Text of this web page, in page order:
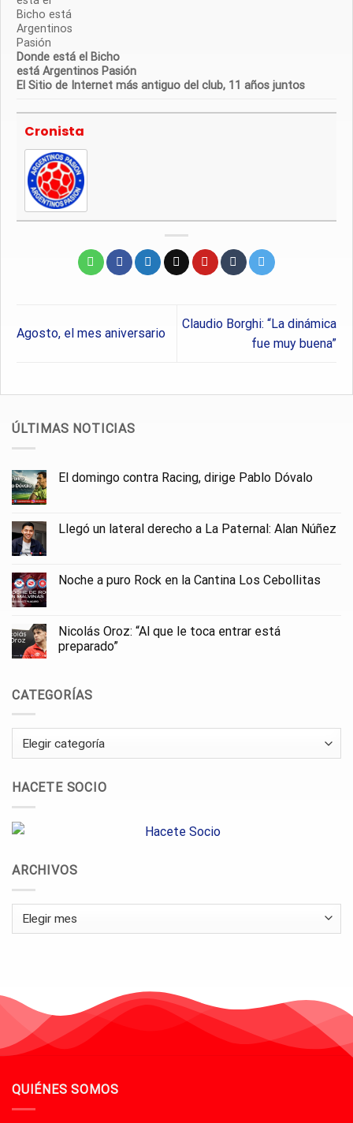
Donde está el Bicho
está Argentinos Pasión
El Sitio de Internet más antiguo del club, 11 años juntos
Cronista
Agosto, el mes aniversario
Claudio Borghi: “La dinámica
fue muy buena”
ÚLTIMAS NOTICIAS
El domingo contra Racing, dirige Pablo Dóvalo
Llegó un lateral derecho a La Paternal: Alan Núñez
Noche a puro Rock en la Cantina Los Cebollitas
Nicolás Oroz: “Al que le toca entrar está
preparado”
CATEGORÍAS
Categorías
HACETE SOCIO
ARCHIVOS
Archivos
QUIÉNES SOMOS